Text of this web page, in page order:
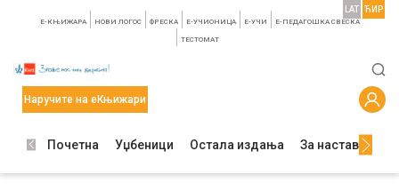
E-КЊИЖАРА НОВИ ЛОГОС ФРЕСКА E-УЧИОНИЦА E-УЧИ Е-ПЕДАГОШКА СВЕСКА
TЕСТОМАТ
LAT ЋИР
Наручите на еКњижари
Почетна Уџбеници Остала издања За наставнике